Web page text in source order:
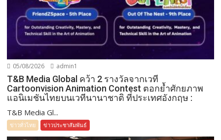
05/08/2026 admin1
T&B Media Global คว้า 2 รางวัลจากเวที
Cartoonvision Animation Contest ตอกย้ำศักยภาพ
แอนิเมชันไทยบนเวทีนานาชาติ ที่ประเทศอังกฤษ :
T&B Media Gl...
ข่าวทั่วไทย ข่าวประชาสัมพันธ์